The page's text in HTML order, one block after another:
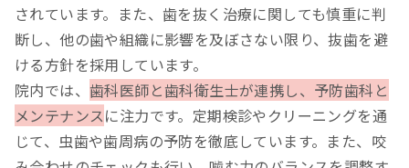
されています。また、歯を抜く治療に関しても慎重に判
断し、他の歯や組織に影響を及ぼさない限り、抜歯を避
ける方針を採用しています。
院内では、 歯科医師と歯科衛生士が連携し、予防歯科と
メンテナンスに注力です。定期検診やクリーニングを通
じて、虫歯や歯周病の予防を徹底しています。また、咬